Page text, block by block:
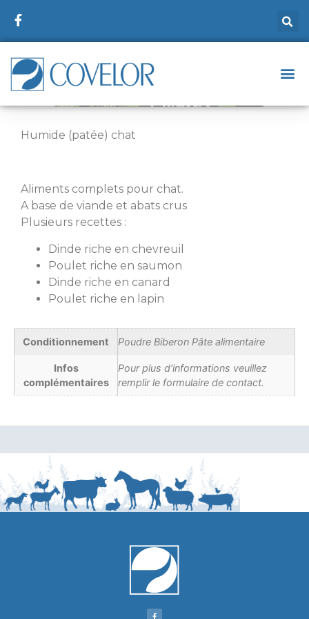
Humide (patée) chat
Aliments complets pour chat.
A base de viande et abats crus
Plusieurs recettes :
Dinde riche en chevreuil
Poulet riche en saumon
Dinde riche en canard
Poulet riche en lapin
Conditionnement Poudre Biberon Pâte alimentaire
Infos
complémentaires
Pour plus d'informations veuillez
remplir le formulaire de contact.